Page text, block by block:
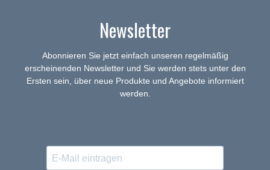
Newsletter
Abonnieren Sie jetzt einfach unseren regelmäßig
erscheinenden Newsletter und Sie werden stets unter den
Ersten sein, über neue Produkte und Angebote informiert
werden.